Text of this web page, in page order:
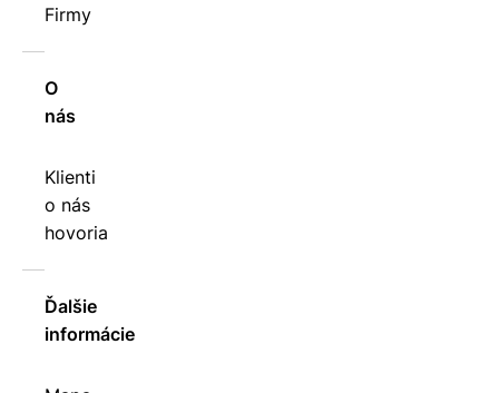
Firmy
O
nás
Klienti
o nás
hovoria
Ďalšie
informácie